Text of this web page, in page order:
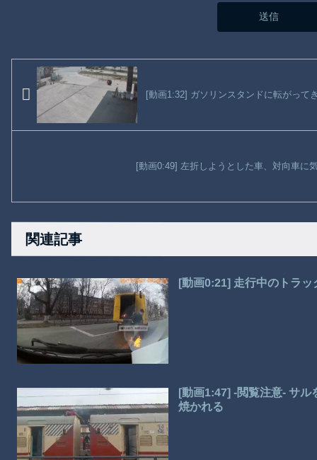
[動画1:32] ガソリンスタンドに転がって
[動画0:49] 左折しようとした車、対向車に
関連記事
[動画0:21] 走行中のトラ
[動画1:47] -閲覧注意- サル
焼かれる